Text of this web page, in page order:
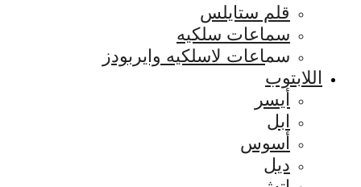
قلم ستايلس
سماعات سلكيه
سماعات لاسلكيه وايربودز
اللابتوب
أيسر
ابل
أسوس
ديل